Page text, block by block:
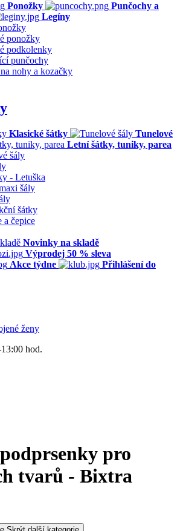
Ponožky
Punčochy a
Legíny
ponožky
podkolenky
punčochy
nohy a kozačky
Klasické šátky
Tunelové
Letní šátky, tuniky, parea
šály
- Letuška
šály
šátky
a čepice
Novinky na skladě
Výprodej 50 % sleva
Akce týdne
Přihlášení do
ženy
hod.
pro
tvarů - Bixtra